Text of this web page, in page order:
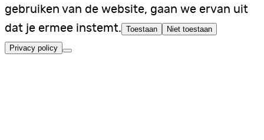
gebruiken van de website, gaan we ervan uit
dat je ermee instemt. Toestaan Niet toestaan
Privacy policy